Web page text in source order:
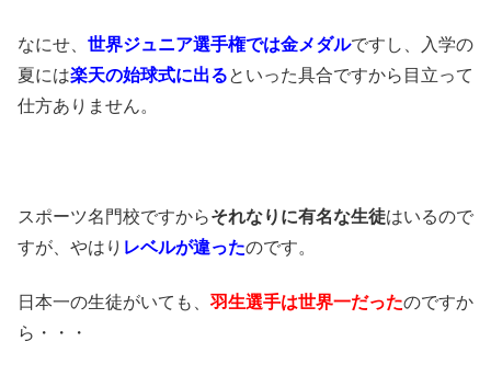
なにせ、 世界ジュニア選手権では金メダルですし、入学の
夏には楽天の始球式に出るといった具合ですから目立って
仕方ありません。
スポーツ名門校ですからそれなりに有名な生徒はいるので
すが、やはり レベルが違ったのです。
日本一の生徒がいても、 羽生選手は世界一だったのですか
ら・・・